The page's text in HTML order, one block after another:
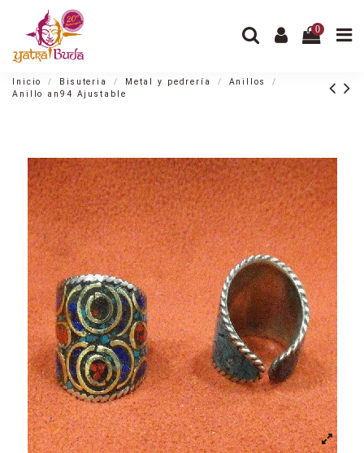
0
Inicio Bisuteria Metal y pedrería
Anillos
Anillo an94 Ajustable